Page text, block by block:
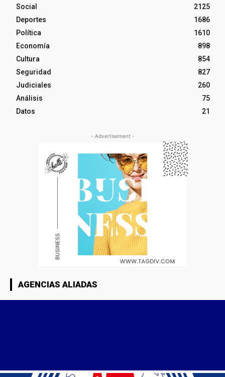
Social
2125
Deportes
1686
Política
1610
Economía
898
Cultura
854
Seguridad
827
Judiciales
260
Análisis
75
Datos
21
- Advertisement -
AGENCIAS ALIADAS